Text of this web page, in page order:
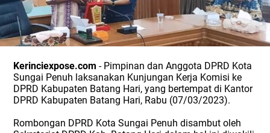
Kerinciexpose.com - Pimpinan dan Anggota DPRD Kota
Sungai Penuh laksanakan Kunjungan Kerja Komisi ke
DPRD Kabupaten Batang Hari, yang bertempat di Kantor
DPRD Kabupaten Batang Hari, Rabu (07/03/2023).
Rombongan DPRD Kota Sungai Penuh disambut oleh